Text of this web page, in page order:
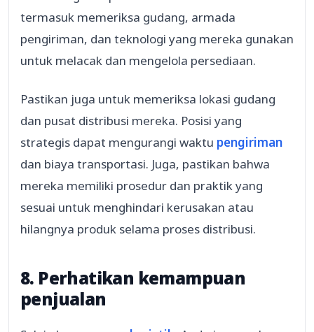
termasuk memeriksa gudang, armada
pengiriman, dan teknologi yang mereka gunakan
untuk melacak dan mengelola persediaan.
Pastikan juga untuk memeriksa lokasi gudang
dan pusat distribusi mereka. Posisi yang
strategis dapat mengurangi waktu pengiriman
dan biaya transportasi. Juga, pastikan bahwa
mereka memiliki prosedur dan praktik yang
sesuai untuk menghindari kerusakan atau
hilangnya produk selama proses distribusi.
8. Perhatikan kemampuan
penjualan